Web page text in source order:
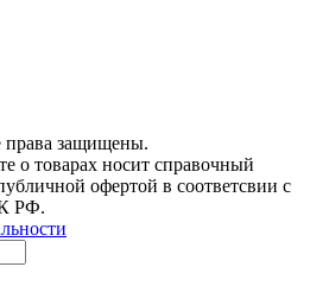
защищены.
о товарах носит справочный
офертой в соответсвии с
РФ.